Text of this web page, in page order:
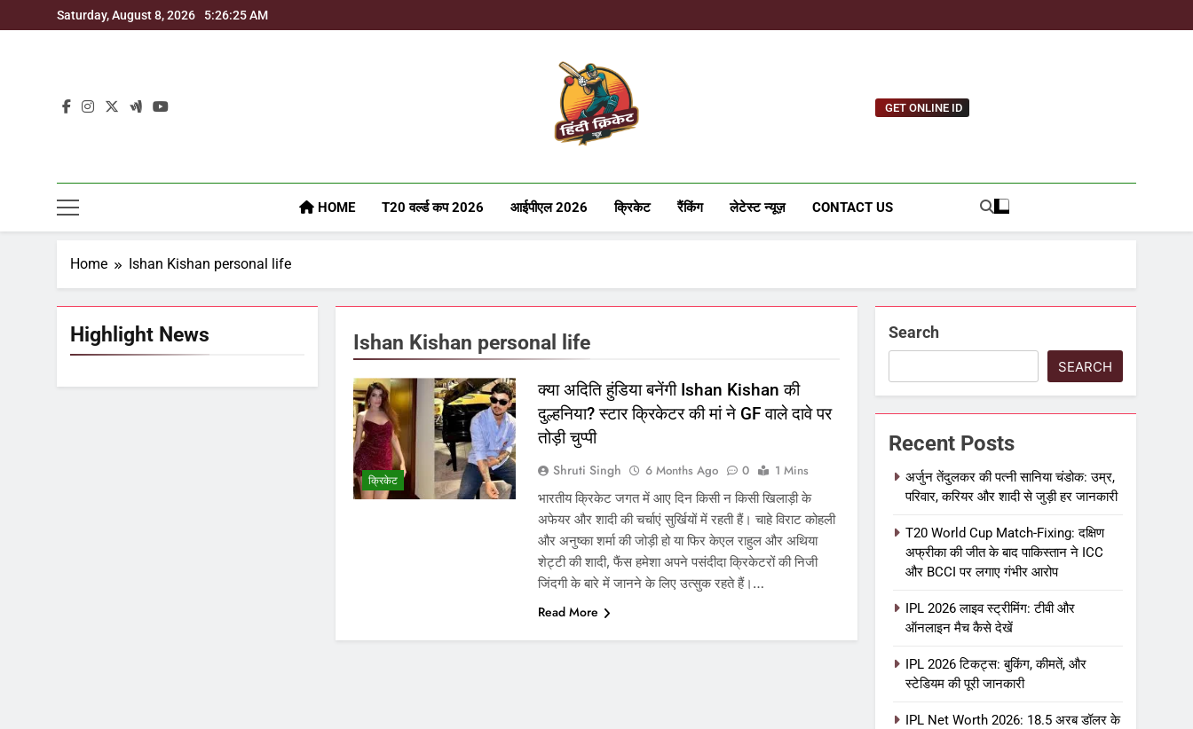
to
Saturday, August 8, 2026 5:26:25 AM
Hindicricketnews.com
GET ONLINE ID
HOME T20 वर्ल्ड कप 2026 आईपीएल 2026 क्रिकेट रैंकिंग लेटेस्ट न्यूज़ CONTACT US
Home Ishan Kishan personal life
Highlight News Ishan Kishan personal life
क्रिकेट
क्या अदिति हुंडिया बनेंगी Ishan Kishan की
दुल्हनिया? स्टार क्रिकेटर की मां ने GF वाले दावे पर
तोड़ी चुप्पी
Shruti Singh 6 Months Ago 0
1 Mins
भारतीय क्रिकेट जगत में आए दिन किसी न किसी खिलाड़ी के
अफेयर और शादी की चर्चाएं सुर्खियों में रहती हैं। चाहे विराट कोहली
और अनुष्का शर्मा की जोड़ी हो या फिर केएल राहुल और अथिया
शेट्टी की शादी, फैंस हमेशा अपने पसंदीदा क्रिकेटरों की निजी
जिंदगी के बारे में जानने के लिए उत्सुक रहते हैं।…
Read More
Search
SEARCH
Recent Posts
अर्जुन तेंदुलकर की पत्नी सानिया चंडोक: उम्र,
परिवार, करियर और शादी से जुड़ी हर जानकारी
T20 World Cup Match-Fixing: दक्षिण
अफ्रीका की जीत के बाद पाकिस्तान ने ICC
और BCCI पर लगाए गंभीर आरोप
IPL 2026 लाइव स्ट्रीमिंग: टीवी और
ऑनलाइन मैच कैसे देखें
IPL 2026 टिकट्स: बुकिंग, कीमतें, और
स्टेडियम की पूरी जानकारी
IPL Net Worth 2026: 18.5 अरब डॉलर के